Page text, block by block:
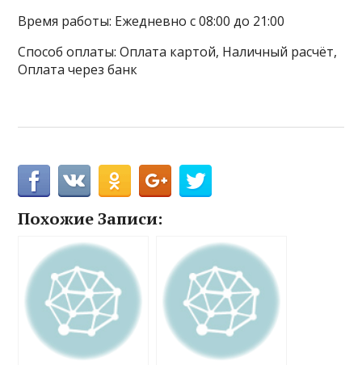
Время работы: Ежедневно с 08:00 до 21:00
Способ оплаты: Оплата картой, Наличный расчёт,
Оплата через банк
Похожие Записи: